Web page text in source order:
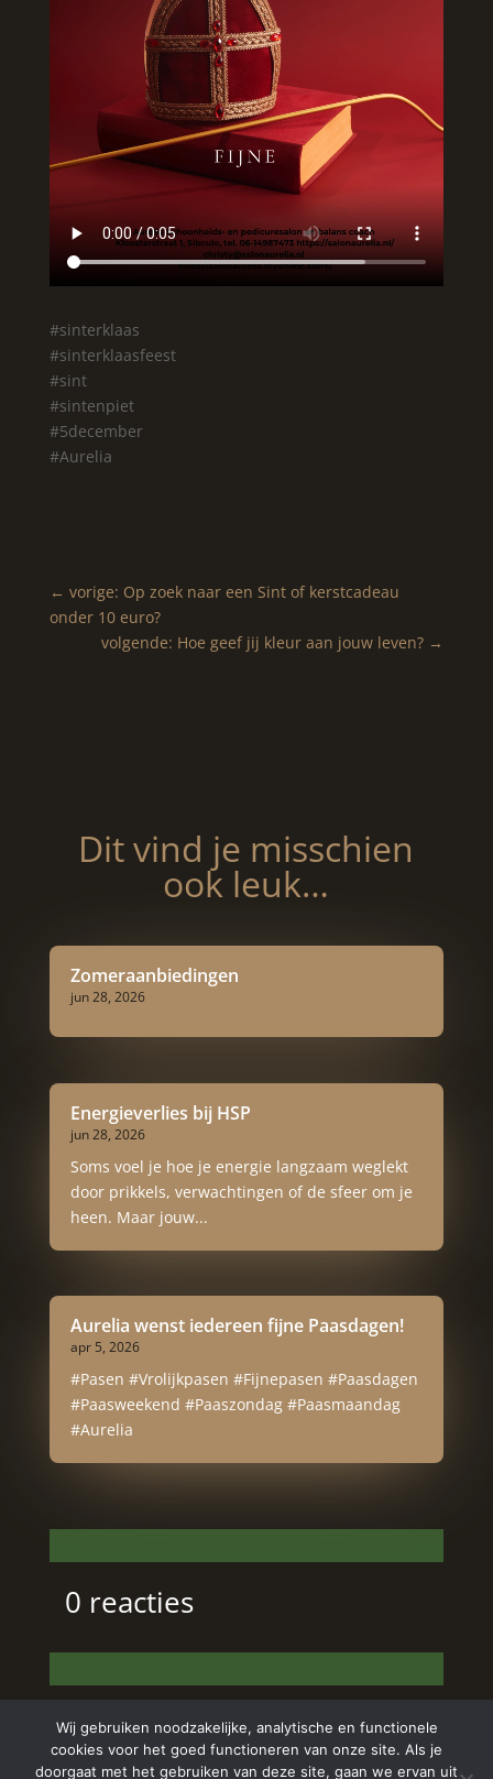
#sinterklaas
#sinterklaasfeest
#sint
#sintenpiet
#5december
#Aurelia
← vorige: Op zoek naar een Sint of kerstcadeau
onder 10 euro?
volgende: Hoe geef jij kleur aan jouw leven? →
Dit vind je misschien
ook leuk…
Zomeraanbiedingen
jun 28, 2026
Energieverlies bij HSP
jun 28, 2026
Soms voel je hoe je energie langzaam weglekt
door prikkels, verwachtingen of de sfeer om je
heen. Maar jouw...
Aurelia wenst iedereen fijne Paasdagen!
apr 5, 2026
#Pasen #Vrolijkpasen #Fijnepasen #Paasdagen
#Paasweekend #Paaszondag #Paasmaandag
#Aurelia
0 reacties
Wij gebruiken noodzakelijke, analytische en functionele
cookies voor het goed functioneren van onze site. Als je
doorgaat met het gebruiken van deze site, gaan we ervan uit